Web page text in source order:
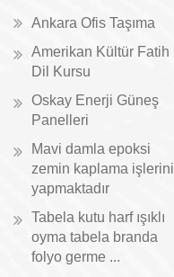
Ankara Ofis Taşıma
Amerikan Kültür Fatih
Dil Kursu
Oskay Enerji Güneş
Panelleri
Mavi damla epoksi
zemin kaplama işlerini
yapmaktadır
Tabela kutu harf ışıklı
oyma tabela branda
folyo germe ...